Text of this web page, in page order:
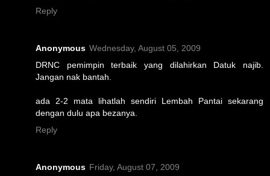
Reply
Anonymous Wednesday, August 05, 2009
DRNC pemimpin terbaik yang dilahirkan Datuk najib.
Jangan nak bantah.
ada 2-2 mata lihatlah sendiri Lembah Pantai sekarang
dengan dulu apa bezanya.
Reply
Anonymous Friday, August 07, 2009